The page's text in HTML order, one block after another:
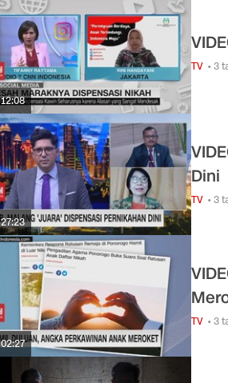
12:08
TV • 3
27:23
Dini
TV • 3
02:27
TV • 3